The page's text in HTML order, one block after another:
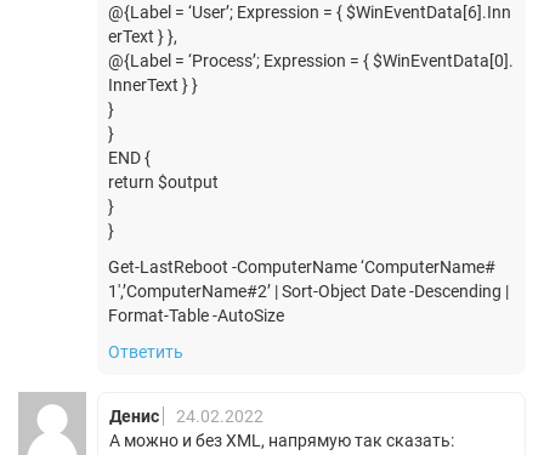
@{Label = ‘User’; Expression = { $WinEventData[6].Inn
erText } },
@{Label = ‘Process’; Expression = { $WinEventData[0].
InnerText } }
}
}
END {
return $output
}
}
Get-LastReboot -ComputerName ‘ComputerName#
1′,’ComputerName#2’ | Sort-Object Date -Descending |
Format-Table -AutoSize
Ответить
Денис
24.02.2022
А можно и без XML, напрямую так сказать: